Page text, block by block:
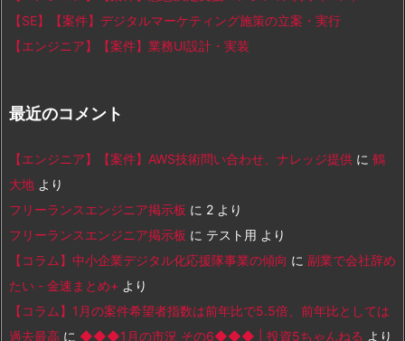
【SE】【案件】デジタルマーケティング施策の立案・実行
【エンジニア】【案件】業務UI設計・実装
最近のコメント
【エンジニア】【案件】AWS技術問い合わせ、ナレッジ提供 に 鶴
大地 より
フリーランスエンジニア掲示板 に 2 より
フリーランスエンジニア掲示板 に テスト用 より
【コラム】中小企業デジタル化応援隊事業の傾向 に 副業で会社辞め
たい - 金速まとめ+ より
【コラム】1月の案件希望者指数は前年比で5.5倍、前年比としては
過去最高 に ◆◆◆1月の市況 その6◆◆◆ | 投資5ちゃんねる より